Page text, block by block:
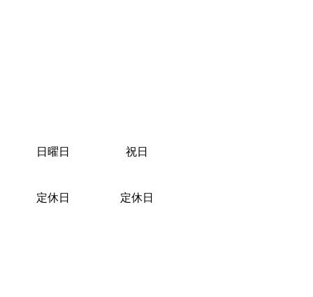
日曜日 祝日
定休日 定休日